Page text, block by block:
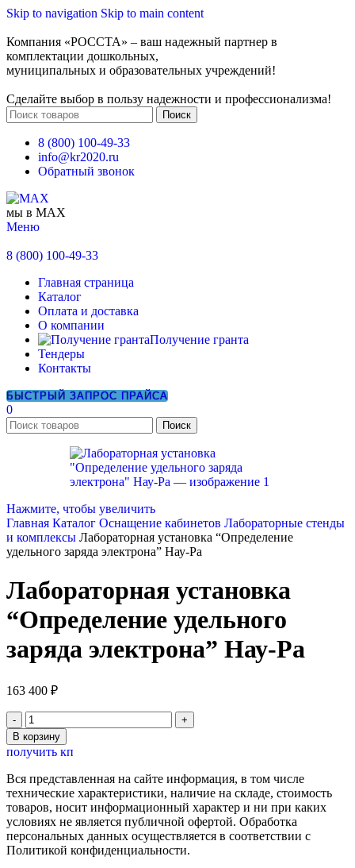
Skip to navigation Skip to main content
Компания «РОССТА» – ваш надежный партнер в
комплектации дошкольных,
муниципальных и образовательных учреждений!
Сделайте выбор в пользу надежности и профессионализма!
Поиск
8 (800) 100-49-33
info@kr2020.ru
Обратный звонок
мы в MAX
Меню
8 (800) 100-49-33
Главная страница
Каталог
Оплата и доставка
О компании
Получение гранта
Тендеры
Контакты
БЫСТРЫЙ ЗАПРОС ПРАЙСА
0
Поиск
Нажмите, чтобы увеличить
Главная Каталог Оснащение кабинетов Лабораторные стенды
и комплексы Лабораторная установка “Определение
удельного заряда электрона” Нау-Ра
Лабораторная установка
“Определение удельного
заряда электрона” Нау-Ра
163 400 ₽
Количество
товара
Лабораторная
установка
"Определение
удельного
заряда
электрона"
Нау-
Ра
В корзину
получить кп
Вся представленная на сайте информация, в том числе
технические характеристики, наличие на складе, стоимость
товаров, носит информационный характер и ни при каких
условиях не является публичной офертой. Обработка
персональных данных осуществляется в соответствии с
Политикой конфиденциальности.